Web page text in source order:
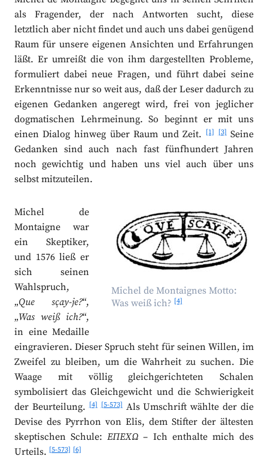
als Fragender, der nach Antworten sucht, diese
letztlich aber nicht findet und auch uns dabei genügend
Raum für unsere eigenen Ansichten und Erfahrungen
läßt. Er umreißt die von ihm dargestellten Probleme,
formuliert dabei neue Fragen, und führt dabei seine
Erkenntnisse nur so weit aus, daß der Leser dadurch zu
eigenen Gedanken angeregt wird, frei von jeglicher
dogmatischen Lehrmeinung. So beginnt er mit uns
einen Dialog hinweg über Raum und Zeit. [1] [3]Seine
Gedanken sind auch nach fast fünfhundert Jahren
noch gewichtig und haben uns viel auch über uns
selbst mitzuteilen.
Michel de Montaignes Motto:
Was weiß ich? [4]
Michel de
Montaigne war
ein Skeptiker,
und 1576 ließ er
sich seinen
Wahlspruch,
„Que sçay-je?“,
„Was weiß ich?“,
in eine Medaille
eingravieren. Dieser Spruch steht für seinen Willen, im
Zweifel zu bleiben, um die Wahrheit zu suchen. Die
Waage mit völlig gleichgerichteten Schalen
symbolisiert das Gleichgewicht und die Schwierigkeit
der Beurteilung.[4] [5-573]Als Umschrift wählte der die
Devise des Pyrrhon von Elis, dem Stifter der ältesten
skeptischen Schule:ΕΠΕΧΩ – Ich enthalte mich des
Urteils.[5-573] [6]